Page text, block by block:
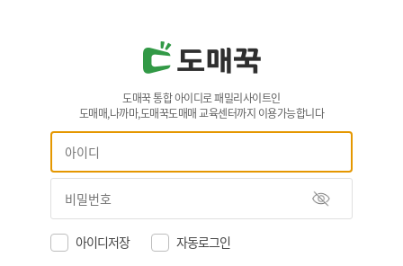
도매꾹 통합 아이디로 패밀리사이트인
도매매,나까마,도매꾹도매매 교육센터까지 이용가능합니다
아이디저장 자동로그인